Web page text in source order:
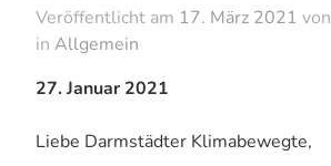
Veröffentlicht am 17. März 2021 von
in Allgemein
27. Januar 2021
Liebe Darmstädter Klimabewegte,